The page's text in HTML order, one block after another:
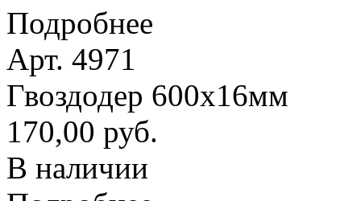
Подробнее
Арт. 4971
Гвоздодер 600х16мм
170,00 руб.
В наличии